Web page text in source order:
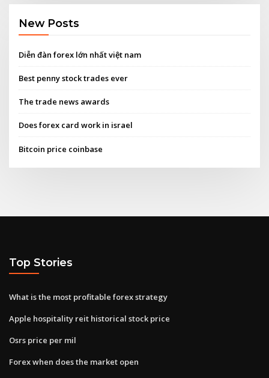
New Posts
Diễn đàn forex lớn nhất việt nam
Best penny stock trades ever
The trade news awards
Does forex card work in israel
Bitcoin price coinbase
Top Stories
What is the most profitable forex strategy
Apple hospitality reit historical stock price
Osrs price per mil
Forex when does the market open